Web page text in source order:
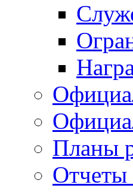
Планы
Отчеты